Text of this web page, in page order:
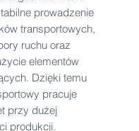
prowadzenie
transportowych,
ruchu oraz
elementów
Dzięki temu
pracuje
przy dużej
produkcji.